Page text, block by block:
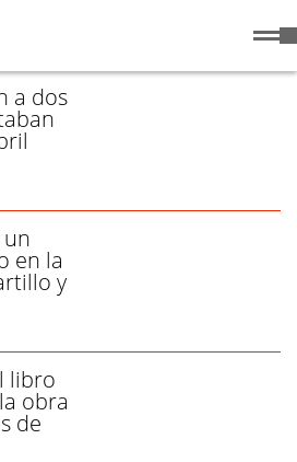
a dos
en la
y
libro
obra
de